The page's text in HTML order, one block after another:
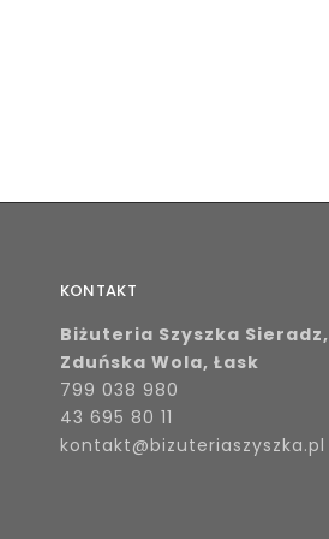
KONTAKT
Biżuteria Szyszka Sieradz,
Zduńska Wola, Łask
799 038 980
43 695 80 11
kontakt@bizuteriaszyszka.pl